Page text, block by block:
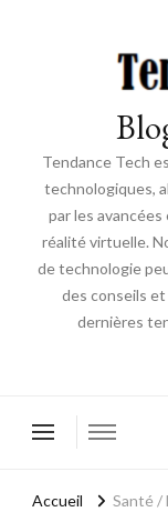
Tendance Tech
technologiques,
par les
réalité virtuelle.
de technologie
des conseils
dernières
Accueil Santé /